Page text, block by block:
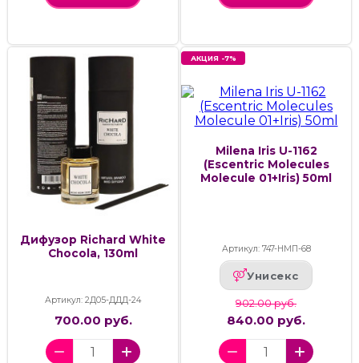
Дифузор Richard White
Chocola, 130ml
Артикул: 2Д05-ДДД-24
700.00 руб.
АКЦИЯ -7%
Milena Iris U-1162
(Escentric Molecules
Molecule 01+Iris) 50ml
Артикул: 747-НМП-68
Унисекс
902.00 руб.
840.00 руб.